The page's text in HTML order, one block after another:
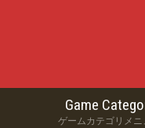
Game
ゲームカテゴリメニ